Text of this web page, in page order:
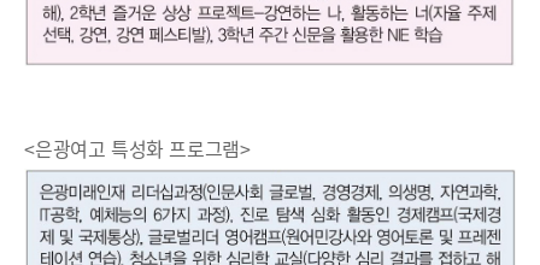
<은광여고 특성화 프로그램>